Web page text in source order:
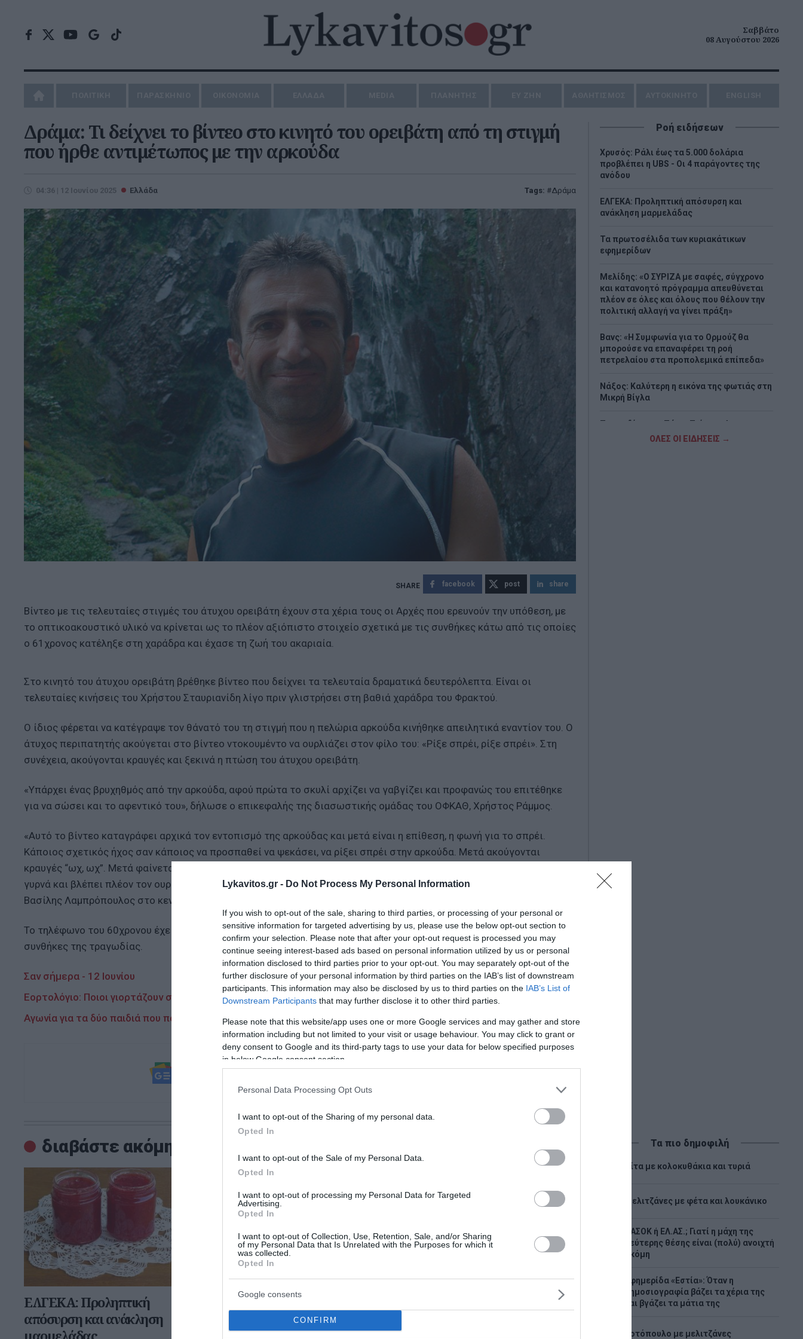
Lykavitos.gr - Do Not Process My Personal Information
If you wish to opt-out of the sale, sharing to third parties, or processing of your personal or
sensitive information for targeted advertising by us, please use the below opt-out section to
confirm your selection. Please note that after your opt-out request is processed you may
continue seeing interest-based ads based on personal information utilized by us or personal
information disclosed to third parties prior to your opt-out. You may separately opt-out of the
further disclosure of your personal information by third parties on the IAB’s list of downstream
participants. This information may also be disclosed by us to third parties on the IAB’s List of
Downstream Participants that may further disclose it to other third parties.
Please note that this website/app uses one or more Google services and may gather and store
information including but not limited to your visit or usage behaviour. You may click to grant or
deny consent to Google and its third-party tags to use your data for below specified purposes
in below Google consent section.
Personal Data Processing Opt Outs
I want to opt-out of the Sharing of my personal data.
Opted In
I want to opt-out of the Sale of my Personal Data.
Opted In
I want to opt-out of processing my Personal Data for Targeted
Advertising.
Opted In
I want to opt-out of Collection, Use, Retention, Sale, and/or Sharing
of my Personal Data that Is Unrelated with the Purposes for which it
was collected.
Opted In
Google consents
CONFIRM
Σαββάτο
08 Αυγούστου 2026
Δράμα: Τι δείχνει το βίντεο στο κινητό του ορειβάτη από τη στιγμή
που ήρθε αντιμέτωπος με την αρκούδα
04:36 | 12 Ιουνίου 2025 Ελλάδα Tags: Δράμα
facebook post share
Βίντεο με τις τελευταίες στιγμές του άτυχου ορειβάτη έχουν στα χέρια τους οι Αρχές που ερευνούν την υπόθεση, με
το οπτικοακουστικό υλικό να κρίνεται ως το πλέον αξιόπιστο στοιχείο σχετικά με τις συνθήκες κάτω από τις οποίες
ο 61χρονος κατέληξε στη χαράδρα και έχασε τη ζωή του ακαριαία.
Στο κινητό του άτυχου ορειβάτη βρέθηκε βίντεο που δείχνει τα τελευταία δραματικά δευτερόλεπτα. Είναι οι
τελευταίες κινήσεις του Χρήστου Σταυριανίδη λίγο πριν γλιστρήσει στη βαθιά χαράδρα του Φρακτού.
Ο ίδιος φέρεται να κατέγραψε τον θάνατό του τη στιγμή που η πελώρια αρκούδα κινήθηκε απειλητικά εναντίον του. Ο
άτυχος περιπατητής ακούγεται στο βίντεο ντοκουμέντο να ουρλιάζει στον φίλο του: «Ρίξε σπρέι, ρίξε σπρέι». Στη
συνέχεια, ακούγονται κραυγές και ξεκινά η πτώση του άτυχου ορειβάτη.
«Υπάρχει ένας βρυχηθμός από την αρκούδα, αφού πρώτα το σκυλί αρχίζει να γαβγίζει και προφανώς του επιτέθηκε
για να σώσει και το αφεντικό του», δήλωσε ο επικεφαλής της διασωστικής ομάδας του ΟΦΚΑΘ, Χρήστος Ράμμος.
«Αυτό το βίντεο καταγράφει αρχικά τον εντοπισμό της αρκούδας και μετά είναι η επίθεση, η φωνή για το σπρέι.
Κάποιος σχετικός ήχος σαν κάποιος να προσπαθεί να ψεκάσει, να ρίξει σπρέι στην αρκούδα. Μετά ακούγονται
κραυγές “ωχ, ωχ”. Μετά φαίνεται μια σκιά, καφέ αρκούδα να ρίχνει τη σκιά και μετά, ενώ είναι στην ευθεία το επίπεδο,
γυρνά και βλέπει πλέον τον ουρανό. Το βίντεο δίνει το στοιχείο της πτώσης του στο κενό», ανέφερε ο δημοσιογράφος
Βασίλης Λαμπρόπουλος στο κεντρικό δελτίο ειδήσεων του Mega.
Το τηλέφωνο του 60χρονου έχει ήδη σταλεί για ανάλυση στα εργαστήρια της ΕΛ.ΑΣ. και αναμένεται να ρίξει φως στις
συνθήκες της τραγωδίας.
Σαν σήμερα - 12 Ιουνίου
Εορτολόγιο: Ποιοι γιορτάζουν σήμερα
Αγωνία για τα δύο παιδιά που παρασύρθηκαν στον Άραχθο – Επιφυλακτικοί οι γιατροί
Ακολουθήστε το Lykavitos.gr στο Google News
Ροή ειδήσεων
Χρυσός: Ράλι έως τα 5.000 δολάρια
προβλέπει η UBS - Οι 4 παράγοντες της
ανόδου
ΕΛΓΕΚΑ: Προληπτική απόσυρση και
ανάκληση μαρμελάδας
Τα πρωτοσέλιδα των κυριακάτικων
εφημερίδων
Μελίδης: «Ο ΣΥΡΙΖΑ με σαφές, σύγχρονο
και κατανοητό πρόγραμμα απευθύνεται
πλέον σε όλες και όλους που θέλουν την
πολιτική αλλαγή να γίνει πράξη»
Βανς: «Η Συμφωνία για το Ορμούζ θα
μπορούσε να επαναφέρει τη ροή
πετρελαίου στα προπολεμικά επίπεδα»
Νάξος: Καλύτερη η εικόνα της φωτιάς στη
Μικρή Βίγλα
Τραγωδία στην Πάρο: Πνίγηκε 4χρονος σε
πισίνα beach bar - Προσήχθησαν
ΟΛΕΣ ΟΙ ΕΙΔΗΣΕΙΣ →
διαβάστε ακόμη
ΕΛΓΕΚΑ: Προληπτική
απόσυρση και ανάκληση
Νάξος: Καλύτερη η εικόνα
της φωτιάς στη Μικρή Βίγλα
Τα πιο δημοφιλή
Πίτα με κολοκυθάκια και τυριά
Μελιτζάνες με φέτα και λουκάνικο
ΠΑΣΟΚ ή ΕΛ.ΑΣ.; Γιατί η μάχη της
δεύτερης θέσης είναι (πολύ) ανοιχτή
ακόμη
Εφημερίδα «Εστία»: Όταν η
δημοσιογραφία βάζει τα χέρια της
και βγάζει τα μάτια της
Κοτόπουλο με μελιτζάνες